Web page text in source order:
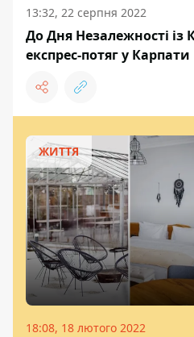
13:32, 22 серпня 2022
До Дня Незалежності із
експрес-потяг у Карпати
ЖИТТЯ
18:08, 18 лютого 2022